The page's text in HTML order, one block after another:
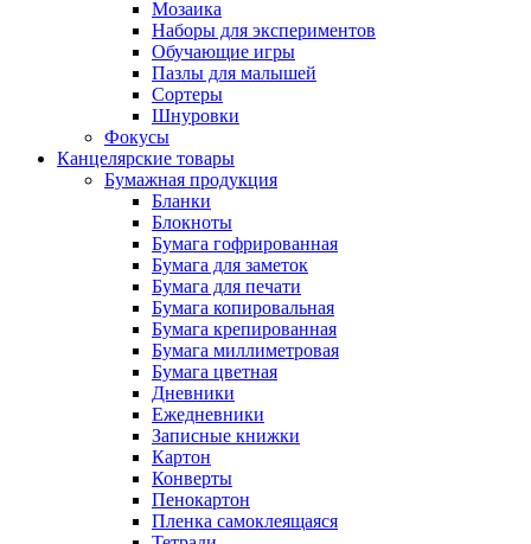
Мозаика
Наборы для экспериментов
Обучающие игры
Пазлы для малышей
Сортеры
Шнуровки
Фокусы
Канцелярские товары
Бумажная продукция
Бланки
Блокноты
Бумага гофрированная
Бумага для заметок
Бумага для печати
Бумага копировальная
Бумага крепированная
Бумага миллиметровая
Бумага цветная
Дневники
Ежедневники
Записные книжки
Картон
Конверты
Пенокартон
Пленка самоклеящаяся